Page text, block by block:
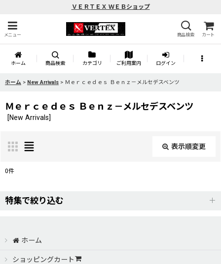
ＶＥＲＴＥＸ ＷＥＢショップ
メニュー 商品検索 カート
ホーム 商品検索 カテゴリ ご利用案内 ログイン
ホーム > New Arrivals > Ｍｅｒｃｅｄｅｓ Ｂｅｎｚ－メルセデスベンツ
Ｍｅｒｃｅｄｅｓ Ｂｅｎｚ－メルセデスベンツ
[New Arrivals]
表示順変更
0件
特集で絞り込む
ＬＥＸＵＳ－レクサス
ホーム
ショッピングカート